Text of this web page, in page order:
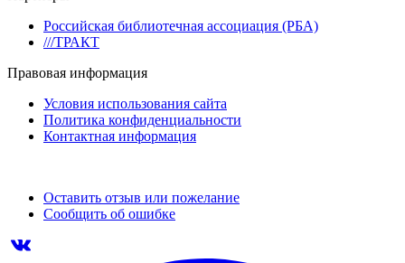
Российская библиотечная ассоциация (РБА)
///ТРАКТ
Правовая информация
Условия использования сайта
Политика конфиденциальности
Контактная информация
Оставить отзыв или пожелание
Сообщить об ошибке